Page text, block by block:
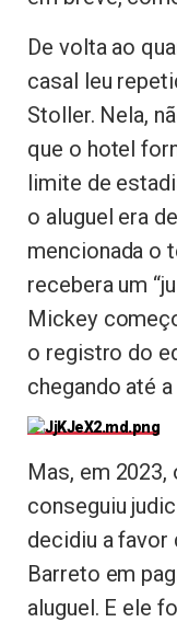
De volta ao
casal leu
Stoller. Nela,
que o hotel
limite de
o aluguel era
mencionada o
recebera um
Mickey
o registro do
chegando até
Mas, em
conseguiu
decidiu a favor
Barreto em
aluguel. E ele